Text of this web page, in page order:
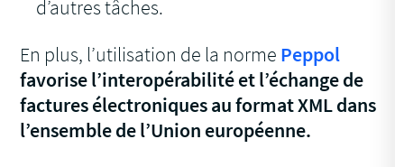
d’autres tâches.
En plus, l’utilisation de la norme Peppol
favorise l’interopérabilité et l’échange de
factures électroniques au format XML dans
l’ensemble de l’Union européenne.